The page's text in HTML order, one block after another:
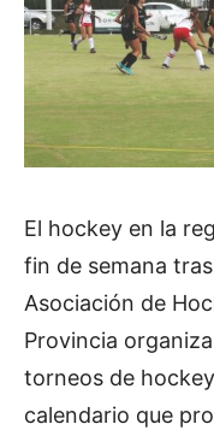
El hockey en la
fin de semana
Asociación de
Provincia
torneos de
calendario que